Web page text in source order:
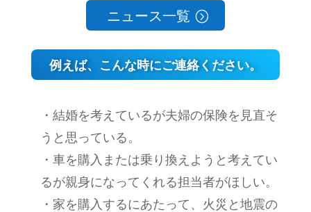
ニュース一覧
例えば、こんな時にご連絡ください。
・結婚を考えているが夫婦の保険を見直そ
うと思っている。
・車を購入または乗り換えようと考えてい
るが親身になってくれる担当者がほしい。
・家を購入するにあたって、火災と地震の